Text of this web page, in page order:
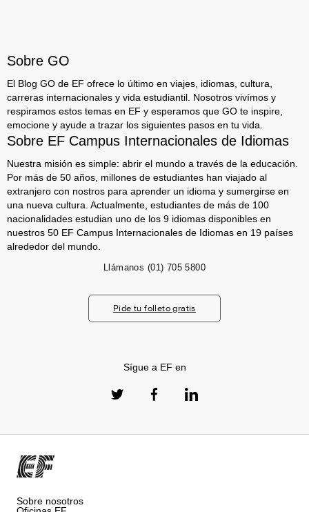
Sobre GO
El Blog GO de EF ofrece lo último en viajes, idiomas, cultura,
carreras internacionales y vida estudiantil. Nosotros vivímos y
respiramos estos temas en EF y esperamos que GO te inspire,
emocione y ayude a trazar los siguientes pasos en tu vida.
Sobre EF Campus Internacionales de Idiomas
Nuestra misión es simple: abrir el mundo a través de la educación.
Por más de 50 años, millones de estudiantes han viajado al
extranjero con nostros para aprender un idioma y sumergirse en
una nueva cultura. Actualmente, estudiantes de más de 100
nacionalidades estudian uno de los 9 idiomas disponibles en
nuestros 50 EF Campus Internacionales de Idiomas en 19 países
alrededor del mundo.
Llámanos (01) 705 5800
Pide tu folleto gratis
Sígue a EF en
Sobre nosotros